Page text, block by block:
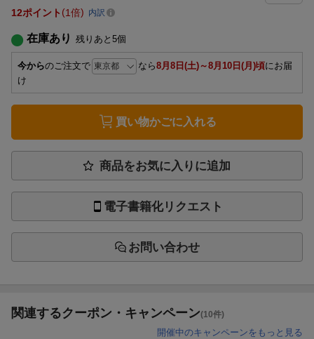
12ポイント 1倍 内訳
在庫あり 残りあと 5個
今からのご注文で なら8月8日(土)～8月10日(月)頃にお届
け
買い物かごに入れる
商品をお気に入りに追加
電子書籍化リクエスト
お問い合わせ
関連するクーポン・キャンペーン(10件)
開催中のキャンペーンをもっと見る